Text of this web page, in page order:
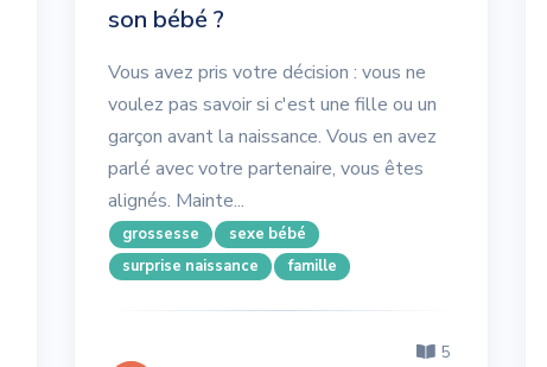
son bébé ?
Vous avez pris votre décision : vous ne
voulez pas savoir si c'est une fille ou un
garçon avant la naissance. Vous en avez
parlé avec votre partenaire, vous êtes
alignés. Mainte...
grossesse
sexe bébé
surprise naissance
famille
5